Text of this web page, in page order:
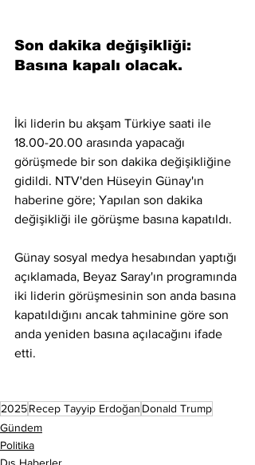
Son dakika değişikliği:
Basına kapalı olacak.
İki liderin bu akşam Türkiye saati ile
18.00-20.00 arasında yapacağı
görüşmede bir son dakika değişikliğine
gidildi. NTV'den Hüseyin Günay'ın
haberine göre; Yapılan son dakika
değişikliği ile görüşme basına kapatıldı.
Günay sosyal medya hesabından yaptığı
açıklamada, Beyaz Saray'ın programında
iki liderin görüşmesinin son anda basına
kapatıldığını ancak tahminine göre son
anda yeniden basına açılacağını ifade
etti.
2025Recep Tayyip Erdoğan Donald Trump
Gündem
Politika
Dış Haberler